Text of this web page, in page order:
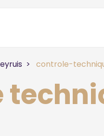
controle-